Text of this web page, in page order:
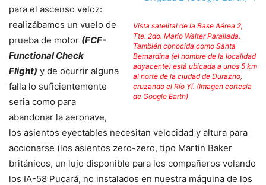
Vista satelital de la Base Aérea 2,
Tte. 2do. Mario Walter Parallada.
También conocida como Santa
Bernardina (el nombre de la localidad
adyacente) está ubicada a unos 5 km
al norte de la ciudad de Durazno,
cruzando el Río Yí. (Imagen cortesía
de Google Earth)
para el ascenso veloz:
realizábamos un vuelo de
prueba de motor (FCF-
Functional Check
Flight) y de ocurrir alguna
falla lo suficientemente
seria como para
abandonar la aeronave,
los asientos eyectables necesitan velocidad y altura para
accionarse (los asientos zero-zero, tipo Martin Baker
británicos, un lujo disponible para los compañeros volando
los IA-58 Pucará, no instalados en nuestra máquina de los